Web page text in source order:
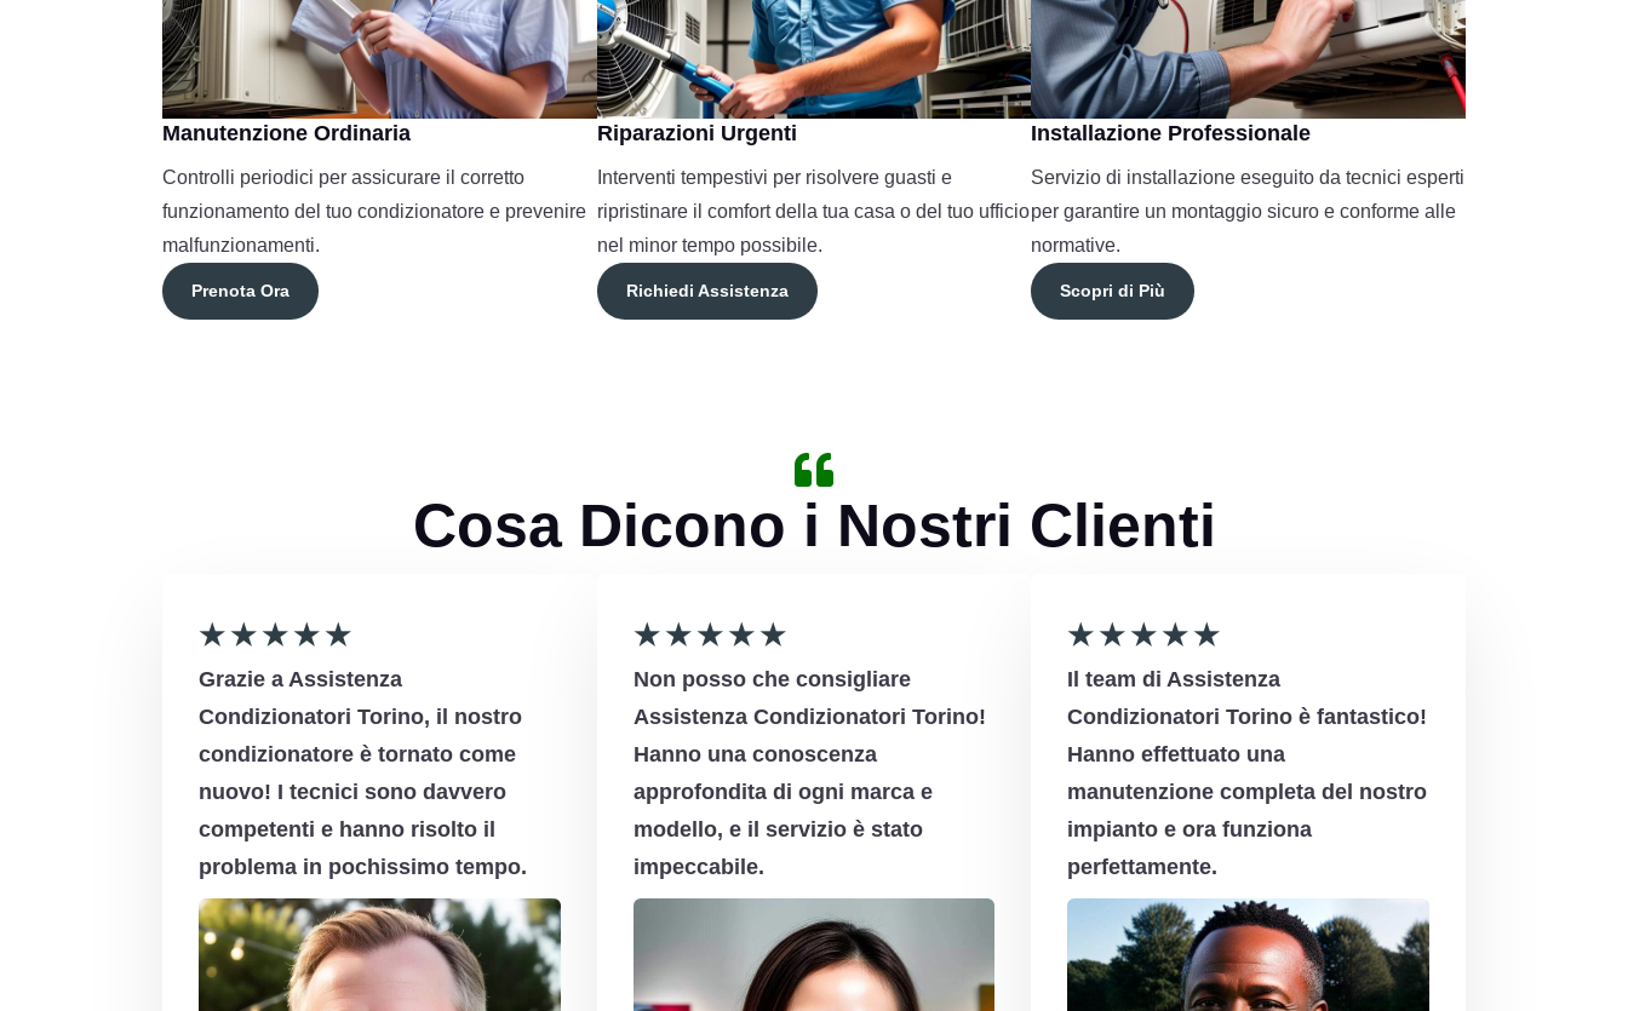
Manutenzione Ordinaria
Controlli periodici per assicurare il corretto
funzionamento del tuo condizionatore e prevenire
malfunzionamenti.
Prenota Ora
Riparazioni Urgenti
Interventi tempestivi per risolvere guasti e
ripristinare il comfort della tua casa o del tuo ufficio
nel minor tempo possibile.
Richiedi Assistenza
Installazione Professionale
Servizio di installazione eseguito da tecnici esperti
per garantire un montaggio sicuro e conforme alle
normative.
Scopri di Più

Cosa Dicono i Nostri Clienti
★★★★★
Grazie a Assistenza
Condizionatori Torino, il nostro
condizionatore è tornato come
nuovo! I tecnici sono davvero
competenti e hanno risolto il
problema in pochissimo tempo.
★★★★★
Non posso che consigliare
Assistenza Condizionatori Torino!
Hanno una conoscenza
approfondita di ogni marca e
modello, e il servizio è stato
impeccabile.
★★★★★
Il team di Assistenza
Condizionatori Torino è fantastico!
Hanno effettuato una
manutenzione completa del nostro
impianto e ora funziona
perfettamente.